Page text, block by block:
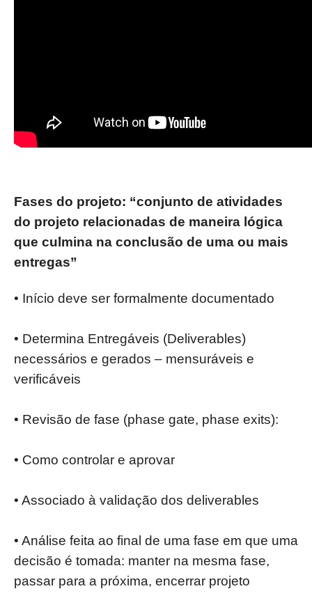
Fases do projeto: “conjunto de atividades
do projeto relacionadas de maneira lógica
que culmina na conclusão de uma ou mais
entregas”
• Início deve ser formalmente documentado
• Determina Entregáveis (Deliverables)
necessários e gerados – mensuráveis e
verificáveis
• Revisão de fase (phase gate, phase exits):
• Como controlar e aprovar
• Associado à validação dos deliverables
• Análise feita ao final de uma fase em que uma
decisão é tomada: manter na mesma fase,
passar para a próxima, encerrar projeto